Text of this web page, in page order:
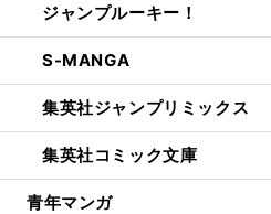
ジャンプルーキー！
S-MANGA
集英社ジャンプリミックス
集英社コミック文庫
青年マンガ